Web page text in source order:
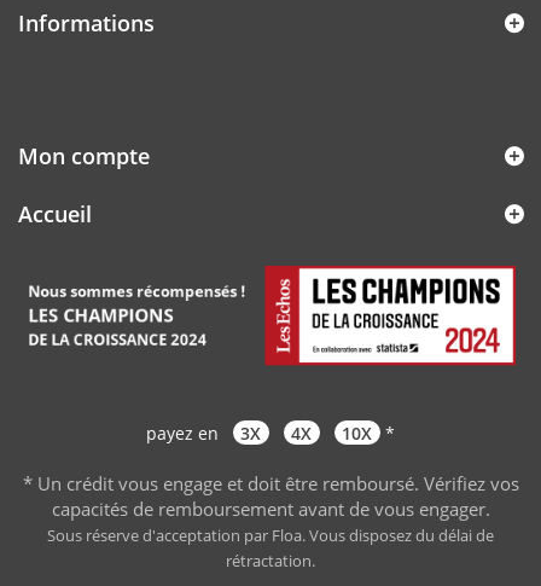
Informations
Mon compte
Accueil
payez en 3X 4X 10X *
* Un crédit vous engage et doit être remboursé. Vérifiez vos
capacités de remboursement avant de vous engager.
Sous réserve d'acceptation par Floa. Vous disposez du délai de
rétractation.